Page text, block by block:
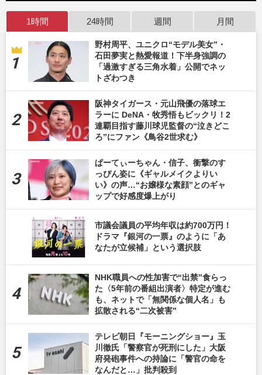
1時間 24時間 週間 月間
野村周平、ユニクロ“モデル美女”・
石田夢実と熱愛報道！下半身強調の
「過激すぎる三角水着」公開でネッ
トざわつき
阪神タイガース・元山飛優の落球エ
ラーに DeNA・牧秀悟もビックリ！2
連覇目指す藤川球児監督の“泣きどこ
ろ”にファン《鳥谷2世求む》
ぱーてぃーちゃん・信子、衝撃のす
っぴん姿に《ギャルメイクよりい
い》の声…“お嬢様な素顔”とのギャ
ップで好感度爆上がり
市議会議員の平均年収は約700万円！
ドラマ『銀河の一票』のように「あ
なたが立候補」という選択肢
NHK職員への性加害で“出禁”食らっ
た〈5年前の番組出演者〉特定が進む
も、ネットで「無関係な個人名」も
拡散される“二次被害”
テレビ朝日『モーニングショー』玉
川徹氏「警察官が死刑にした」大阪
府発砲事件への持論に「警官の命を
なんだと…」批判殺到